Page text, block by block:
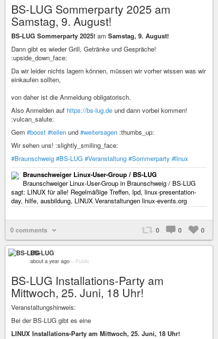
BS-LUG Sommerparty 2025 am
Samstag, 9. August!
BS-LUG Sommerparty 2025! am Samstag, 9. August!
Dann gibt es wieder Grill, Getränke und Gespräche!
:upside_down_face:
Da wir leider nichts lagern können, müssen wir vorher wissen was wir
einkaufen sollten,
von daher ist die Anmeldung obligatorisch.
Also Anmelden auf https://bs-lug.de und dann vorbei kommen!
:vulcan_salute:
Gern #boost #teilen und #weitersagen :thumbs_up:
Wir sehen uns! :slightly_smiling_face:
#Braunschweig #BS-LUG #Veranstaltung #Sommerparty #linux
Braunschweiger Linux-User-Group / BS-LUG
Braunschweiger Linux-User-Group in Braunschweig / BS-LUG
sagt: LINUX für alle! Regelmäßige Treffen, lpd, linux-presentation-
day, hilfe, ausbildung, LINUX Veranstaltungen linux-events.org
0 comments 0 0 0
BS-LUG
about a year ago – Public
BS-LUG Installations-Party am
Mittwoch, 25. Juni, 18 Uhr!
Veranstaltungshinweis:
Bei der BS-LUG gibt es eine
LINUX Installations-Party am Mittwoch, 25. Juni, 18 Uhr!